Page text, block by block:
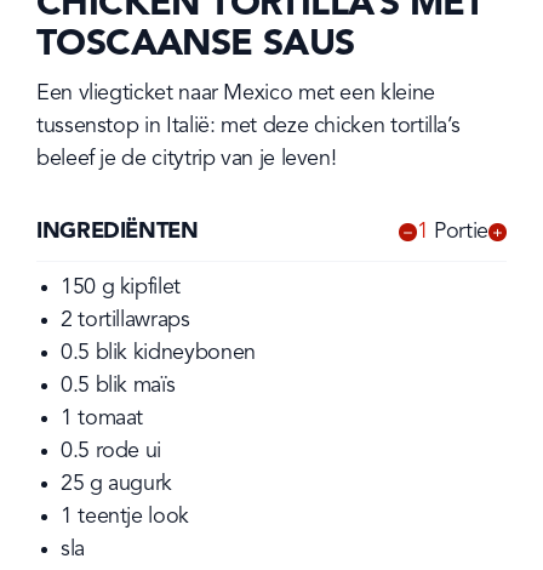
TOSCAANSE SAUS
Een vliegticket naar Mexico met een kleine
tussenstop in Italië: met deze chicken tortilla’s
beleef je de citytrip van je leven!
INGREDIËNTEN - 1 Portie +
150 g kipfilet
2 tortillawraps
0.5 blik kidneybonen
0.5 blik maïs
1 tomaat
0.5 rode ui
25 g augurk
1 teentje look
sla